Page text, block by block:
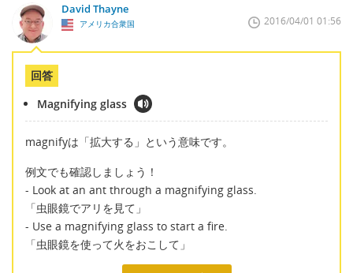
David Thayne
アメリカ合衆国 2016/04/01 01:56
回答
Magnifying glass
magnifyは「拡大する」という意味です。
例文でも確認しましょう！
- Look at an ant through a magnifying glass.
「虫眼鏡でアリを見て」
- Use a magnifying glass to start a fire.
「虫眼鏡を使って火をおこして」